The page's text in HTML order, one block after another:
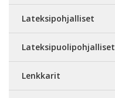
Lateksipohjalliset
Lateksipuolipohjalliset
Lenkkarit